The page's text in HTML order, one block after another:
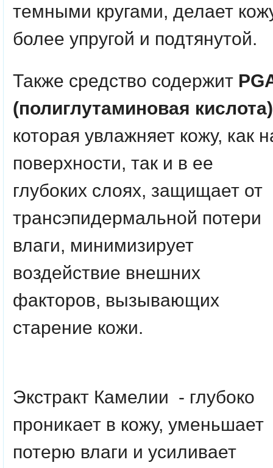
темными кругами, делает
более упругой и подтянутой.
Также средство содержит
(полиглутаминовая кислота)
которая увлажняет кожу, как
поверхности, так и в ее
глубоких слоях, защищает от
трансэпидермальной потери
влаги, минимизирует
воздействие внешних
факторов, вызывающих
старение кожи.
Экстракт Камелии - глубоко
проникает в кожу, уменьшает
потерю влаги и усиливает